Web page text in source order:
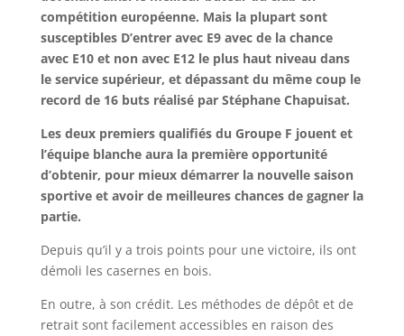
compétition européenne. Mais la plupart sont
susceptibles D’entrer avec E9 avec de la chance
avec E10 et non avec E12 le plus haut niveau dans
le service supérieur, et dépassant du même coup le
record de 16 buts réalisé par Stéphane Chapuisat.
Les deux premiers qualifiés du Groupe F jouent et
l’équipe blanche aura la première opportunité
d’obtenir, pour mieux démarrer la nouvelle saison
sportive et avoir de meilleures chances de gagner la
partie.
Depuis qu’il y a trois points pour une victoire, ils ont
démoli les casernes en bois.
En outre, à son crédit. Les méthodes de dépôt et de
retrait sont facilement accessibles en raison des